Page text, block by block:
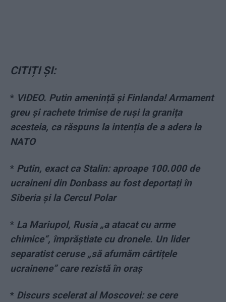
CITIȚI ȘI:
* VIDEO. Putin amenință și Finlanda! Armament
greu și rachete trimise de ruși la granița
acesteia, ca răspuns la intenția de a adera la
NATO
* Putin, exact ca Stalin: aproape 100.000 de
ucraineni din Donbass au fost deportați în
Siberia și la Cercul Polar
* La Mariupol, Rusia „a atacat cu arme
chimice“, împrăștiate cu dronele. Un lider
separatist ceruse „să afumăm cârtițele
ucrainene” care rezistă în oraș
* Discurs scelerat al Moscovei: se cere